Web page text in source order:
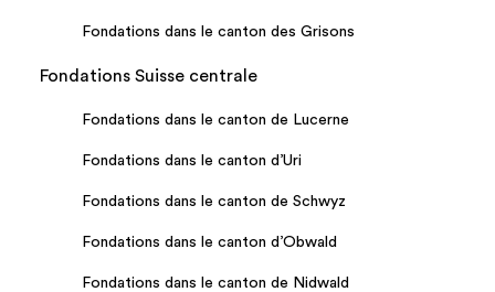
Fondations dans le canton des Grisons
Fondations Suisse centrale
Fondations dans le canton de Lucerne
Fondations dans le canton d’Uri
Fondations dans le canton de Schwyz
Fondations dans le canton d’Obwald
Fondations dans le canton de Nidwald